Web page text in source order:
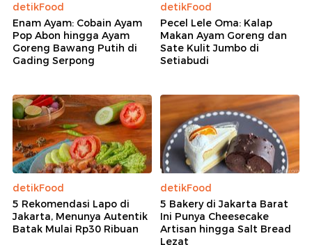
detikFood
Enam Ayam: Cobain Ayam
Pop Abon hingga Ayam
Goreng Bawang Putih di
Gading Serpong
detikFood
Pecel Lele Oma: Kalap
Makan Ayam Goreng dan
Sate Kulit Jumbo di
Setiabudi
detikFood
5 Rekomendasi Lapo di
Jakarta, Menunya Autentik
Batak Mulai Rp30 Ribuan
detikFood
5 Bakery di Jakarta Barat
Ini Punya Cheesecake
Artisan hingga Salt Bread
Lezat